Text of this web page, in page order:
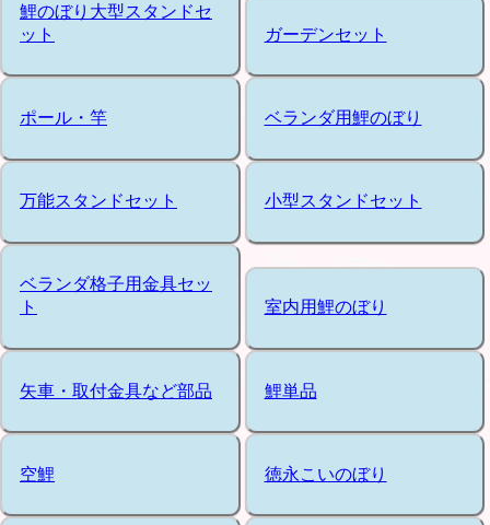
鯉のぼり大型スタンドセ
ット
ガーデンセット
ポール・竿 ベランダ用鯉のぼり
万能スタンドセット 小型スタンドセット
ベランダ格子用金具セッ
ト
室内用鯉のぼり
矢車・取付金具など部品 鯉単品
空鯉 徳永こいのぼり